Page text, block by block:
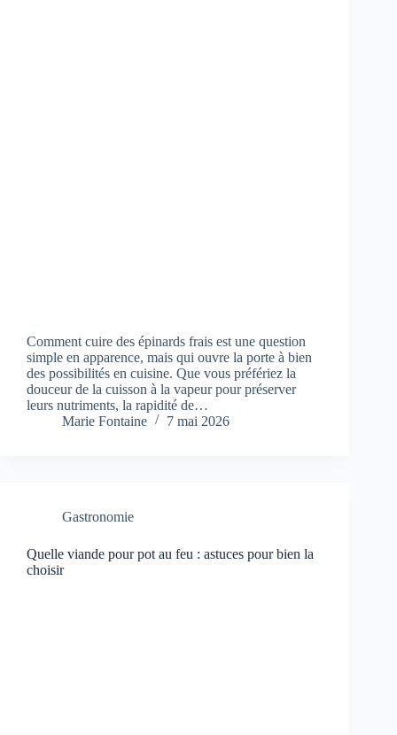
Comment cuire des épinards frais est une question
simple en apparence, mais qui ouvre la porte à bien
des possibilités en cuisine. Que vous préfériez la
douceur de la cuisson à la vapeur pour préserver
leurs nutriments, la rapidité de…
Marie Fontaine
7 mai 2026
Gastronomie
Quelle viande pour pot au feu : astuces pour bien la
choisir